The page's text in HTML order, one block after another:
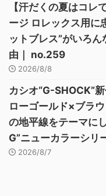
【汗だくの夏はコレ
ージ ロレックス用に
ットブレス”がいろ
由｜ no.259
2026/8/8
カシオ“G-SHOCK”
ローゴールド×ブラ
の地平線をテーマに
G”ニューカラーシリ
2026/8/7